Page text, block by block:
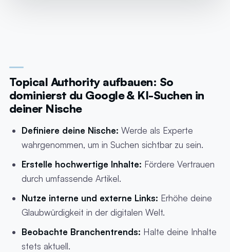
Topical Authority aufbauen: So
dominierst du Google & KI-Suchen in
deiner Nische
Definiere deine Nische: Werde als Experte
wahrgenommen, um in Suchen sichtbar zu sein.
Erstelle hochwertige Inhalte: Fördere Vertrauen
durch umfassende Artikel.
Nutze interne und externe Links: Erhöhe deine
Glaubwürdigkeit in der digitalen Welt.
Beobachte Branchentrends: Halte deine Inhalte
stets aktuell.